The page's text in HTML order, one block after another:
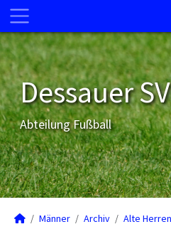
Dessauer
Abteilung Fußball
Männer Archiv Alte Herren